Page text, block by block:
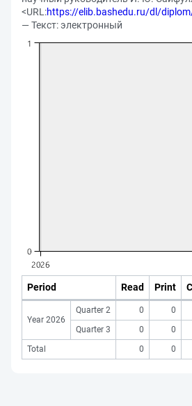
<URL:https://elib.bashedu.ru/dl/
— Текст: электронный
Period Read Print
Year 2026
Quarter 2 0 0
Quarter 3
0 0
Total
0 0